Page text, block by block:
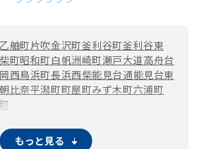
乙舳町片吹金沢町釜利谷町釜利谷東
柴町昭和町白帆洲崎町瀬戸大道高舟台
西鳥浜町長浜西柴能見台通能見台東
比奈平潟町町屋町みず木町六浦町
もっと見る